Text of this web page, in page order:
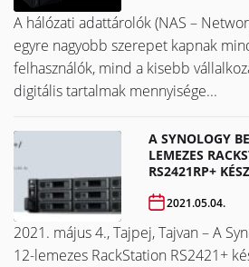
A hálózati adattárolók (NAS –
egyre nagyobb szerepet kapnak
felhasználók, mind a kisebb
digitális tartalmak mennyisége...
A SYNOLOGY
LEMEZES
RS2421RP+
2021.05.04.
2021. május 4., Tajpej, Tajvan – A
12-lemezes RackStation RS2421+